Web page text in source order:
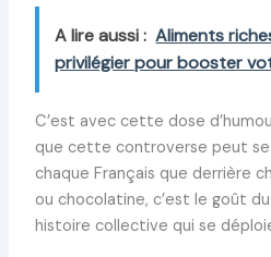
A lire aussi : Aliments
privilégier pour booster
C’est avec cette dose
que cette controverse peut se
chaque Français que derrière
ou chocolatine, c’est le goût
histoire collective qui se